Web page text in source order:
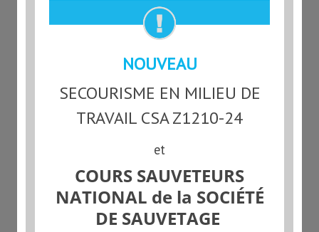
RCR-L-59219 –
CHERCHEUR D’EMPLOI
Statut actuel
NON-INSCRIT
NOUVEAU
SECOURISME EN MILIEU DE
TRAVAIL CSA Z1210-24
et
COURS SAUVETEURS
NATIONAL de la SOCIÉTÉ
DE SAUVETAGE